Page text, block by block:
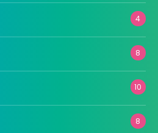
4
8
10
8